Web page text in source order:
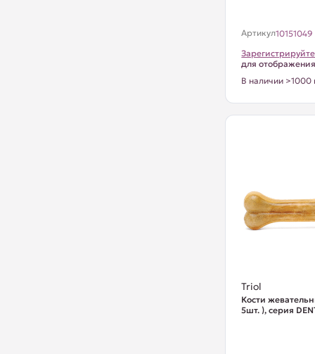
Артикул10151049
для
В наличии >1000
Triol
Кости
5шт. ), серия